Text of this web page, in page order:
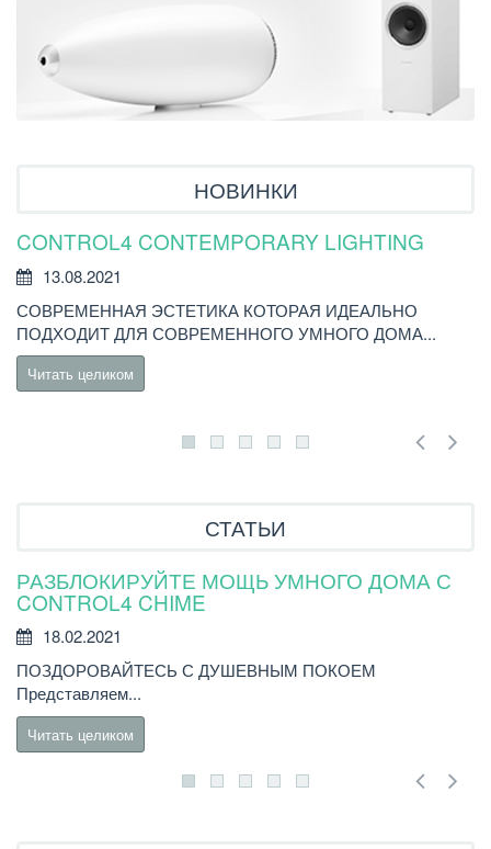
НОВИНКИ
CONTROL4 CONTEMPORARY LIGHTING
13.08.2021
СОВРЕМЕННАЯ ЭСТЕТИКА КОТОРАЯ ИДЕАЛЬНО
ПОДХОДИТ ДЛЯ СОВРЕМЕННОГО УМНОГО ДОМА...
Читать целиком
СТАТЬИ
РАЗБЛОКИРУЙТЕ МОЩЬ УМНОГО ДОМА С
CONTROL4 CHIME
18.02.2021
ПОЗДОРОВАЙТЕСЬ С ДУШЕВНЫМ ПОКОЕМ
Представляем...
Читать целиком